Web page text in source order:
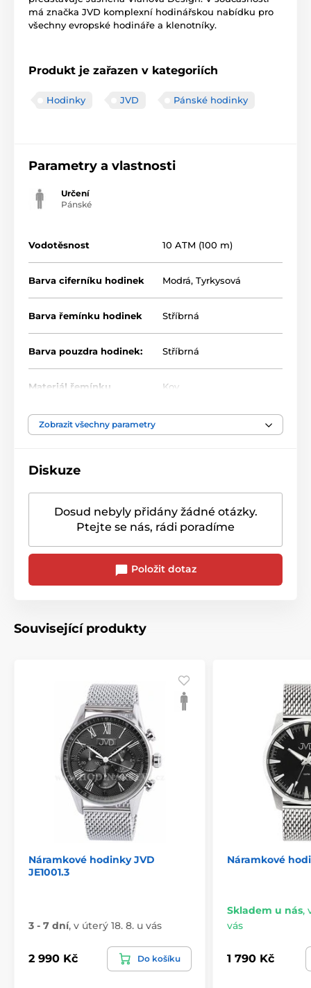
má značka JVD komplexní hodinářskou nabídku pro
všechny evropské hodináře a klenotníky.
Produkt je zařazen v kategoriích
Hodinky JVD Pánské hodinky
Parametry a vlastnosti
Určení
Pánské
Vodotěsnost 10 ATM (100 m)
Barva ciferníku hodinek Modrá, Tyrkysová
Barva řemínku hodinek Stříbrná
Barva pouzdra hodinek: Stříbrná
Materiál řemínku Kov
Zobrazit všechny parametry
Diskuze
Dosud nebyly přidány žádné otázky.
Ptejte se nás, rádi poradíme
Položit dotaz
Související produkty
Náramkové hodinky JVD
JE1001.3
3 - 7 dní, v úterý 18. 8. u vás
2 990 Kč Do košíku
Náramkové
Skladem u nás,
vás
1 790 Kč